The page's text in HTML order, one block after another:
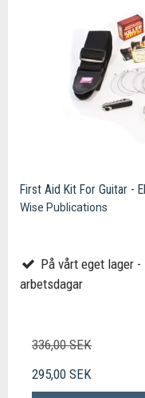
First Aid Kit For Guitar -
Wise Publications
På vårt eget lager
arbetsdagar
336,00 SEK
295,00 SEK